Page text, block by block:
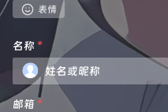
表情
名称 *
邮箱 *